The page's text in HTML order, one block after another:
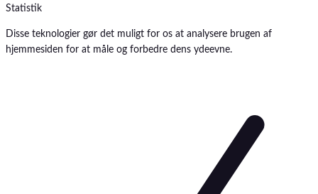
Statistik
Disse teknologier gør det muligt for os at analysere brugen af
hjemmesiden for at måle og forbedre dens ydeevne.